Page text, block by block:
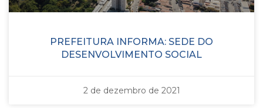
PREFEITURA INFORMA: SEDE DO
DESENVOLVIMENTO SOCIAL
2 de dezembro de 2021